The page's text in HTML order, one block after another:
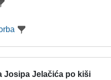
Josipa Jelačića po kiši